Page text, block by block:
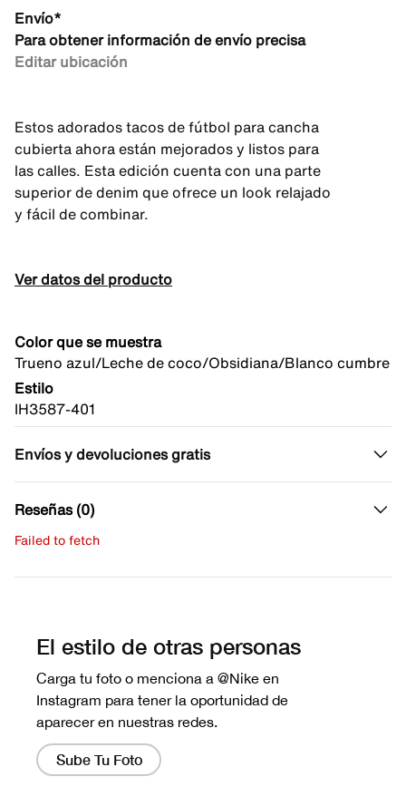
Envío*
Para obtener información de envío precisa
Editar ubicación
Estos adorados tacos de fútbol para cancha
cubierta ahora están mejorados y listos para
las calles. Esta edición cuenta con una parte
superior de denim que ofrece un look relajado
y fácil de combinar.
Ver datos del producto
Color que se muestra
Trueno azul/Leche de coco/Obsidiana/Blanco cumbre
Estilo
IH3587-401
Envíos y devoluciones gratis
Reseñas (0)
Failed to fetch